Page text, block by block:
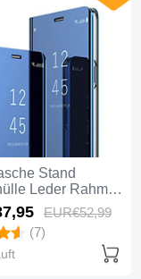
Stand
Leder Rahmen
M01 für
20 Blau
95 EUR€52,99
(7)